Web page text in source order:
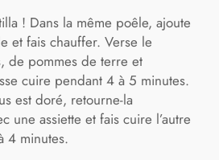
! Dans la même poêle, ajoute
et fais chauffer. Verse le
de pommes de terre et
cuire pendant 4 à 5 minutes.
est doré, retourne-la
une assiette et fais cuire l’autre
4 minutes.